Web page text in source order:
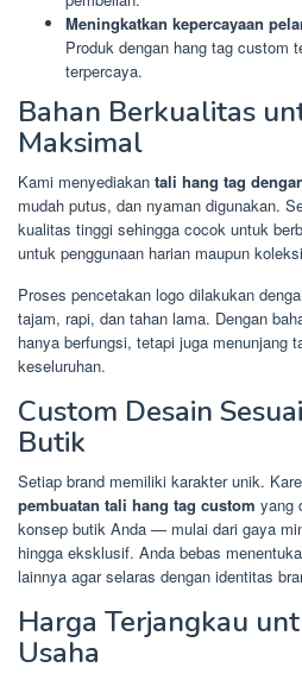
Meningkatkan kepercayaan
Produk dengan hang tag custom
terpercaya.
Bahan Berkualitas
Maksimal
Kami menyediakan tali hang tag
mudah putus, dan nyaman digunakan.
kualitas tinggi sehingga cocok untuk
untuk penggunaan harian maupun
Proses pencetakan logo dilakukan
tajam, rapi, dan tahan lama. Dengan
hanya berfungsi, tetapi juga menunjang
keseluruhan.
Custom Desain
Butik
Setiap brand memiliki karakter unik.
pembuatan tali hang tag custom yang
konsep butik Anda — mulai dari gaya
hingga eksklusif. Anda bebas
lainnya agar selaras dengan identitas
Harga Terjangkau
Usaha